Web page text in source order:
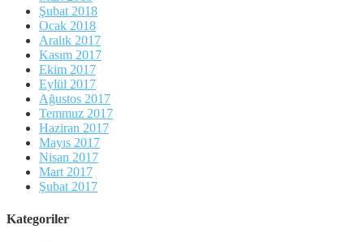
Şubat 2018
Ocak 2018
Aralık 2017
Kasım 2017
Ekim 2017
Eylül 2017
Ağustos 2017
Temmuz 2017
Haziran 2017
Mayıs 2017
Nisan 2017
Mart 2017
Şubat 2017
Kategoriler